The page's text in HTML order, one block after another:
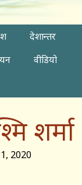
देशान्तर
वीडियो
शर्मा
2020